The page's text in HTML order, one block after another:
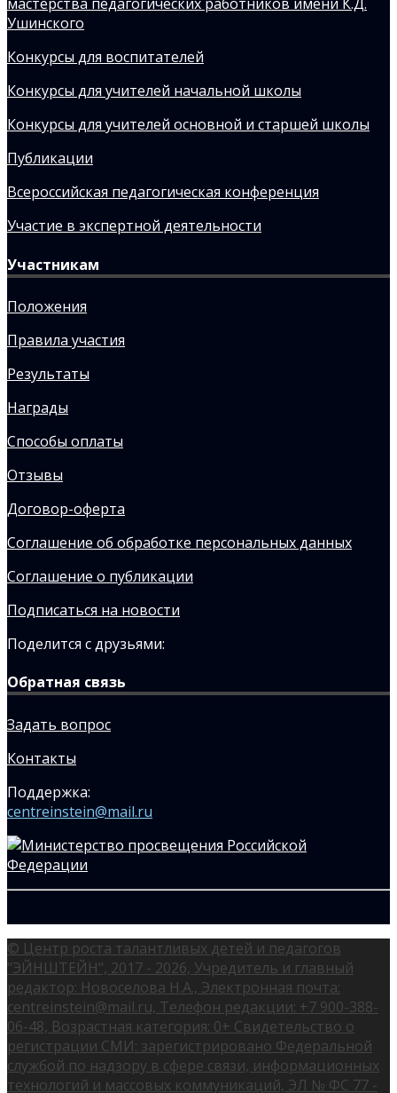
мастерства педагогических работников имени К.Д.
Ушинского
Конкурсы для воспитателей
Конкурсы для учителей начальной школы
Конкурсы для учителей основной и старшей школы
Публикации
Всероссийская педагогическая конференция
Участие в экспертной деятельности
Участникам
Положения
Правила участия
Результаты
Награды
Способы оплаты
Отзывы
Договор-оферта
Соглашение об обработке персональных данных
Соглашение о публикации
Подписаться на новости
Поделится с друзьями:
Обратная связь
Задать вопрос
Контакты
Поддержка:
centreinstein@mail.ru
© Центр роста талантливых детей и педагогов
"ЭЙНШТЕЙН", 2017 - 2026, Учредитель и главный
редактор: Новоселова Н.А., Электронная почта:
centreinstein@mail.ru, Телефон редакции: +7 900-388-
06-48, Возрастная категория: 0+ Свидетельство о
регистрации СМИ: зарегистрировано Федеральной
службой по надзору в сфере связи, информационных
технологий и массовых коммуникаций, ЭЛ № ФС 77 -